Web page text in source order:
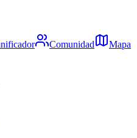
Comunidad
Mapa